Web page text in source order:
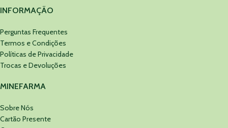
INFORMAÇÃO
Perguntas Frequentes
Termos e Condições
Políticas de Privacidade
Trocas e Devoluções
MINEFARMA
Sobre Nós
Cartão Presente